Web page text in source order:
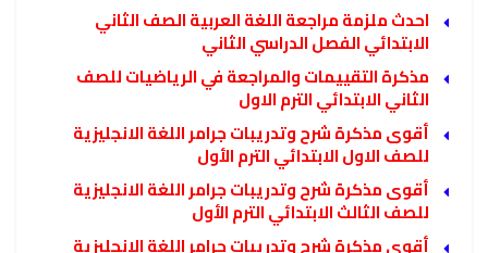
احدث ملزمة مراجعة اللغة العربية الصف الثاني
الابتدائي الفصل الدراسي الثاني
مذكرة التقييمات والمراجعة في الرياضيات للصف
الثاني الابتدائي الترم الاول
أقوى مذكرة شرح وتدريبات جرامر اللغة الانجليزية
للصف الاول الابتدائي الترم الأول
أقوى مذكرة شرح وتدريبات جرامر اللغة الانجليزية
للصف الثالث الابتدائي الترم الأول
أقوى مذكرة شرح وتدريبات جرامر اللغة الانجليزية